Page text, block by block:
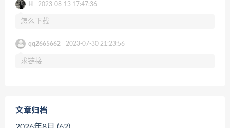
H 2023-08-13 17:47:36
怎么下载
qq2665662 2023-07-30 21:23:56
求链接
文章归档